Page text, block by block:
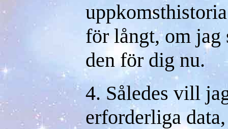
för långt, om
den för dig nu.
4. Således vill
erforderliga